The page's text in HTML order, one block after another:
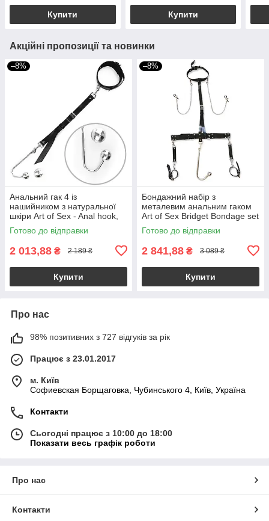
Купити Купити
Акційні пропозиції та новинки
–8%
Анальний гак 4 із
нашийником з натуральної
шкіри Art of Sex - Anal hook,
Чорний
Готово до відправки
2 013,88 ₴ 2 189 ₴
Купити
–8%
Бондажний набір з
металевим анальним гаком
Art of Sex Bridget Bondage set
with anal hook № 2
Готово до відправки
2 841,88 ₴ 3 089 ₴
Купити
Про нас
98% позитивних з 727 відгуків за рік
Працює з 23.01.2017
м. Київ
Софиевская Борщаговка, Чубинського 4, Київ, Україна
Контакти
Сьогодні працює з 10:00 до 18:00
Показати весь графік роботи
Про нас
Контакти